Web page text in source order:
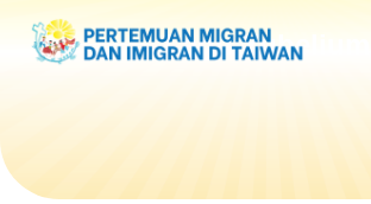
Lagu Yubelium